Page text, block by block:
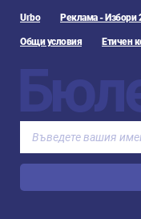
Urbo Реклама - Избори
Общи условия Етичен